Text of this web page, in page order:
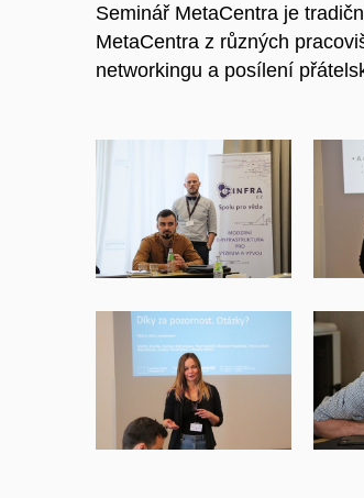
Seminář MetaCentra je
MetaCentra z různých
networkingu a posílení